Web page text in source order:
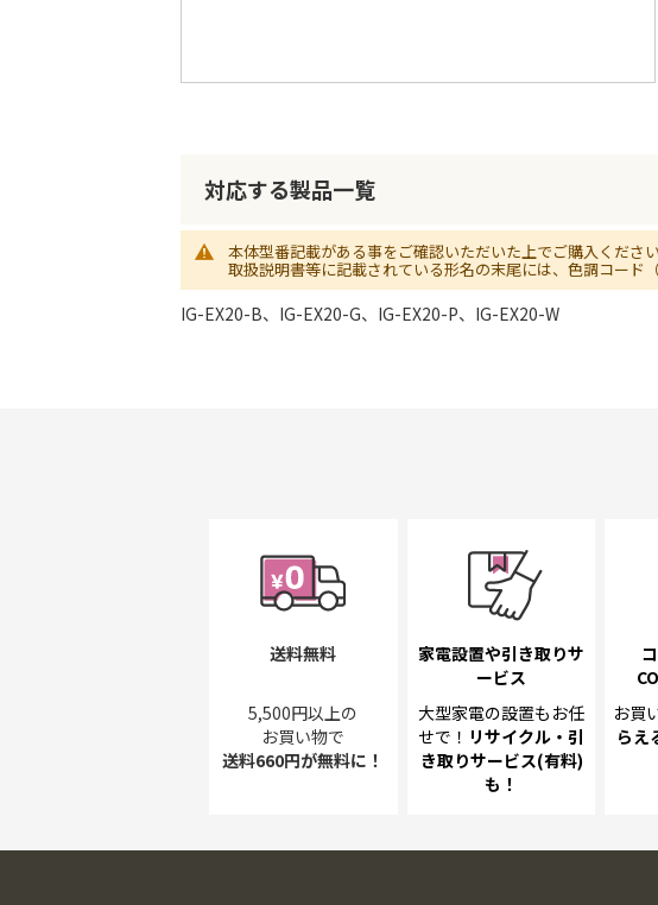
ャ
ラ
リ
ー
対応する製品一覧
本体型番記載がある事をご確認いただいた上でご購入ください
取扱説明書等に記載されている形名の末尾には、色調コード
IG-EX20-B、IG-EX20-G、IG-EX20-P、IG-EX20-W
送料無料
5,500円以上の
お買い物で
送料660円が無料に！
家電設置や引き取りサ
ービス
大型家電の設置も お任
せで！ リサイクル・引
き取りサービス(有料)
も！
お買
らえ